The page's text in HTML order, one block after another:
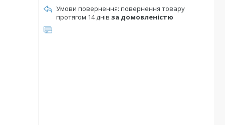
повернення товару
протягом 14 днів за домовленістю